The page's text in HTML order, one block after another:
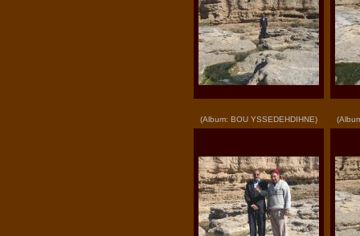
(Album: BOU YSSEDEHDIHNE)